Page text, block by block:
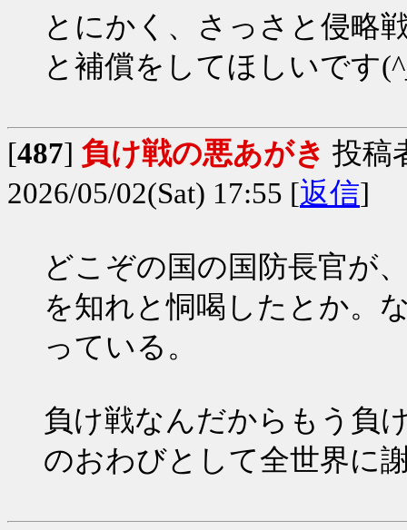
とにかく、さっさと侵略
と補償をしてほしいです
[487] 負け戦の悪あがき 投稿
2026/05/02(Sat) 17:55 [返信]
どこぞの国の国防長官が
を知れと恫喝したとか。
っている。
負け戦なんだからもう負
のおわびとして全世界に